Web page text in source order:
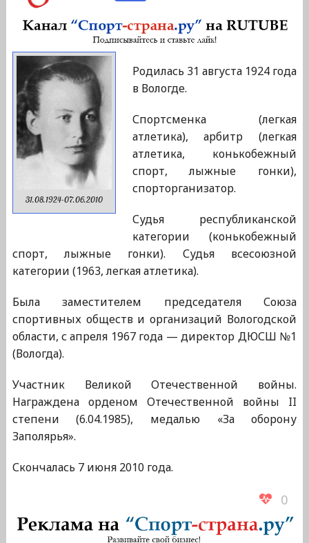
31.08.1924-07.06.2010
Родилась 31 августа 1924 года
в Вологде.
Спортсменка (легкая
атлетика), арбитр (легкая
атлетика, конькобежный
спорт, лыжные гонки),
спорторганизатор.
Судья республиканской
категории (конькобежный
спорт, лыжные гонки). Судья всесоюзной
категории (1963, легкая атлетика).
Была заместителем председателя Союза
спортивных обществ и организаций Вологодской
области, с апреля 1967 года — директор ДЮСШ №1
(Вологда).
Участник Великой Отечественной войны.
Награждена орденом Отечественной войны II
степени (6.04.1985), медалью «За оборону
Заполярья».
Скончалась 7 июня 2010 года.
0